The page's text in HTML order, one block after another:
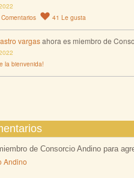
Comentarios 41 Le gusta
vargasahora es miembro de
la bienvenida!
de Consorcio Andino para
Andino